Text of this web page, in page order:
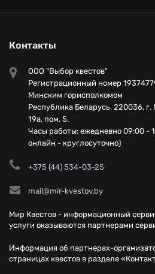
Контакты
ООО "Выбор квестов"
Регистрационный номер
Минским горисполкомом
Республика Беларусь, 220036,
19а, пом. 5.
Часы работы: ежедневно 09:00 -
онлайн - круглосуточно)
+375 (44) 534-03-25
mail@mir-kvestov.by
Мир Квестов - информационный
услуги оказываются партнерами
Информация об партнерах-
страницах квестов в разделе